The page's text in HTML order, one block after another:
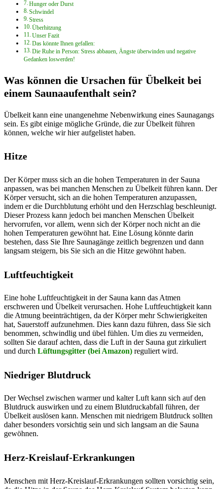
Hunger oder Durst
Schwindel
Stress
Überhitzung
Unser Fazit
Das könnte Ihnen gefallen:
Die Ruhe in Person: Stress abbauen, Ängste überwinden und negative
Gedanken loswerden!
Was können die Ursachen für Übelkeit bei
einem Saunaaufenthalt sein?
Übelkeit kann eine unangenehme Nebenwirkung eines Saunagangs
sein. Es gibt einige mögliche Gründe, die zur Übelkeit führen
können, welche wir hier aufgelistet haben.
Hitze
Der Körper muss sich an die hohen Temperaturen in der Sauna
anpassen, was bei manchen Menschen zu Übelkeit führen kann. Der
Körper versucht, sich an die hohen Temperaturen anzupassen,
indem er die Durchblutung erhöht und den Herzschlag beschleunigt.
Dieser Prozess kann jedoch bei manchen Menschen Übelkeit
hervorrufen, vor allem, wenn sich der Körper noch nicht an die
hohen Temperaturen gewöhnt hat. Eine Lösung könnte darin
bestehen, dass Sie Ihre Saunagänge zeitlich begrenzen und dann
langsam steigern, bis Sie sich an die Hitze gewöhnt haben.
Luftfeuchtigkeit
Eine hohe Luftfeuchtigkeit in der Sauna kann das Atmen
erschweren und Übelkeit verursachen. Hohe Luftfeuchtigkeit kann
die Atmung beeinträchtigen, da der Körper mehr Schwierigkeiten
hat, Sauerstoff aufzunehmen. Dies kann dazu führen, dass Sie sich
benommen, schwindlig und übel fühlen. Um dies zu vermeiden,
sollten Sie darauf achten, dass die Luft in der Sauna gut zirkuliert
und durch Lüftungsgitter (bei Amazon) reguliert wird.
Niedriger Blutdruck
Der Wechsel zwischen warmer und kalter Luft kann sich auf den
Blutdruck auswirken und zu einem Blutdruckabfall führen, der
Übelkeit auslösen kann. Menschen mit niedrigem Blutdruck sollten
daher besonders vorsichtig sein und sich langsam an die Sauna
gewöhnen.
Herz-Kreislauf-Erkrankungen
Menschen mit Herz-Kreislauf-Erkrankungen sollten vorsichtig sein,